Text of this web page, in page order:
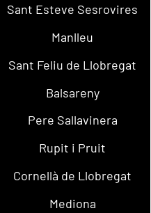
Sant Esteve Sesrovires
Manlleu
Sant Feliu de Llobregat
Balsareny
Pere Sallavinera
Rupit i Pruit
Cornellà de Llobregat
Mediona